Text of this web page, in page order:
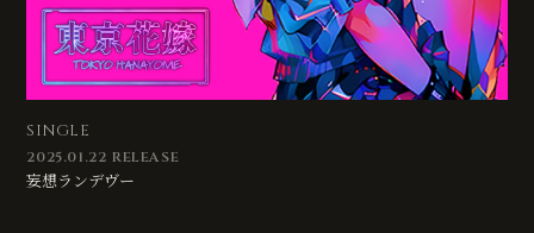
SINGLE
2025.01.22 RELEASE
妄想ランデヴー